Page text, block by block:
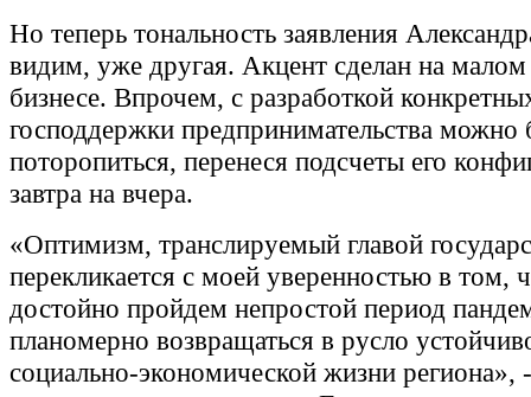
Но теперь тональность заявления
видим, уже другая. Акцент сделан на
бизнесе. Впрочем, с разработкой
господдержки предпринимательства
поторопиться, перенеся подсчеты его
завтра на вчера.
«Оптимизм, транслируемый главой
перекликается с моей уверенностью в том,
достойно пройдем непростой период
планомерно возвращаться в русло
социально-экономической жизни региона», -